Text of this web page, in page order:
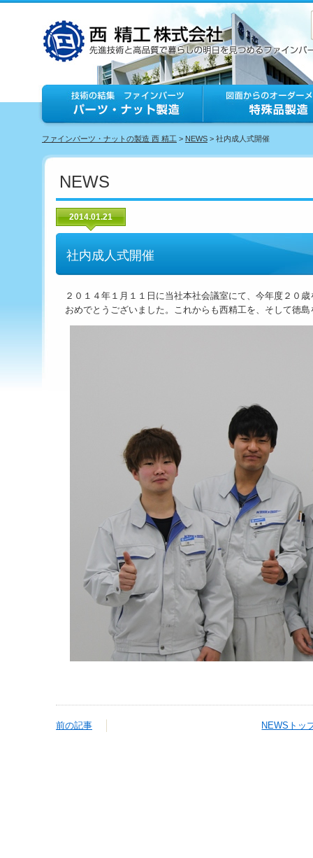
ファインパーツ・ナットの製造 西 精工 > NEWS > 社内成人式開催
NEWS
2014.01.21
社内成人式開催
２０１４年１月１１日に当社本社会議室にて、今年度２０
おめでとうございました。これからも西精工を、そして徳
前の記事 NEWSトッ